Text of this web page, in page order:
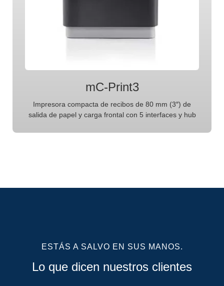
mC-Print3
Impresora compacta de recibos de 80 mm (3″) de
salida de papel y carga frontal con 5 interfaces y hub
ESTÁS A SALVO EN SUS MANOS.
Lo que dicen nuestros clientes